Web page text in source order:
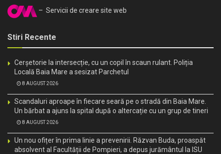
– Servicii de creare site web
Stiri Recente
Cerșetorie la intersecție, cu un copil în scaun rulant. Poliția
Locală Baia Mare a sesizat Parchetul
8 AUGUST 2026
Scandaluri aproape în fiecare seară pe o stradă din Baia Mare.
Un bărbat a ajuns la spital după o altercație cu un grup de tineri
8 AUGUST 2026
Un nou ofițer în prima linie a prevenirii. Răzvan Buda, proaspăt
absolvent al Facultății de Pompieri, a depus jurământul la ISU